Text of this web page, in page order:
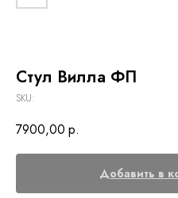
Стул Вилла ФП
SKU:
7900,00 р.
Добавить в